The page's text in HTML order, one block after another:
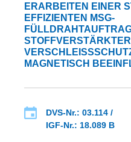
ERARBEITEN EINER
EFFIZIENTEN MSG-
TOFFVERSTÄRKTER V
GNETISCH
DVS-Nr.: 03.114 /
IGF-Nr.: 18.089 B